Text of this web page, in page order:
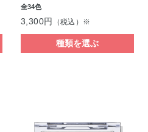
全34色
3,300円 （税込）※
種類を選ぶ